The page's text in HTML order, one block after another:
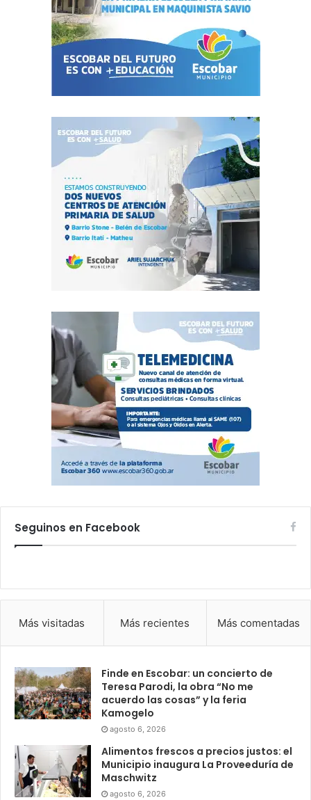
Seguinos en Facebook
Más visitadas Más recientes Más comentadas
Finde en Escobar: un concierto de
Teresa Parodi, la obra “No me
acuerdo las cosas” y la feria
Kamogelo
agosto 6, 2026
Alimentos frescos a precios justos: el
Municipio inaugura La Proveeduría de
Maschwitz
agosto 6, 2026